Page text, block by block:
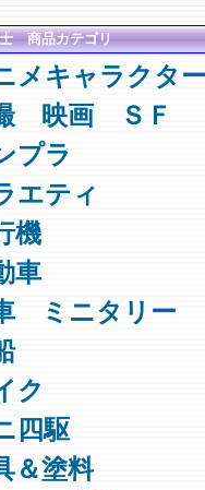
士 商品カテゴリ
メキャラクタ
映画 ＳＦ
プラ
エティ
機
車
ミニタリー
ク
四駆
＆塗料